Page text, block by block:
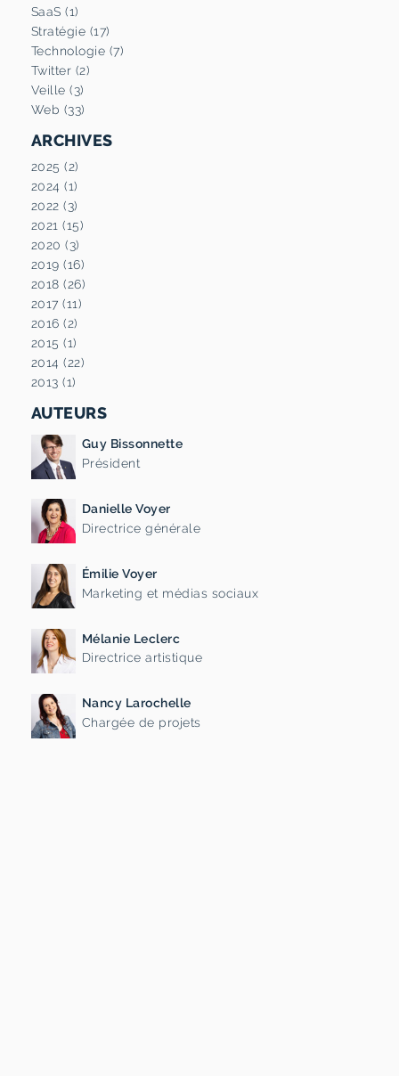
SaaS (1)
Stratégie (17)
Technologie (7)
Twitter (2)
Veille (3)
Web (33)
ARCHIVES
2025 (2)
2024 (1)
2022 (3)
2021 (15)
2020 (3)
2019 (16)
2018 (26)
2017 (11)
2016 (2)
2015 (1)
2014 (22)
2013 (1)
AUTEURS
Guy Bissonnette
Président
Danielle Voyer
Directrice générale
Émilie Voyer
Marketing et médias sociaux
Mélanie Leclerc
Directrice artistique
Nancy Larochelle
Chargée de projets